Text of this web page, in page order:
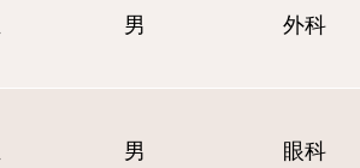
男 外科
男 眼科